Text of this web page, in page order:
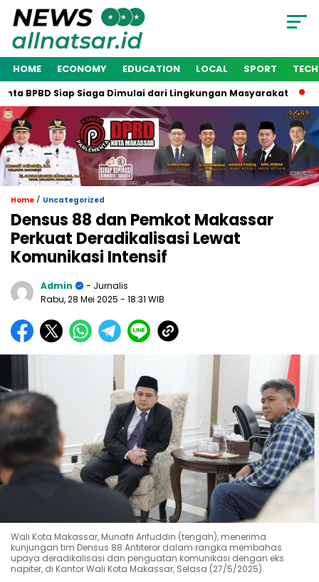
HOME ECONOMY EDUCATION LOCAL SPORT
BPBD Siap Siaga Dimulai dari Lingkungan Masyarakat
Home / Uncategorized
Densus 88 dan Pemkot Makassar
Perkuat Deradikalisasi Lewat
Komunikasi Intensif
Admin
- Jurnalis
Rabu, 28 Mei 2025 - 18:31 WIB
Wali Kota Makassar, Munafri Arifuddin (tengah), menerima
kunjungan tim Densus 88 Antiteror dalam rangka membahas
upaya deradikalisasi dan penguatan komunikasi dengan eks
napiter, di Kantor Wali Kota Makassar, Selasa (27/5/2025).